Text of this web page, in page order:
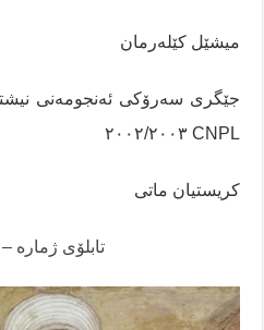
میشێل کێلەرمان
جێگری سەرۆکی ئەنجومەنی
CNPL ٢٠٠٢/٢٠٠٣
کریستیان ماتی
تابلۆی ژمارە – ٣ – ئیبن روشد ( ئاڤێرۆس ).